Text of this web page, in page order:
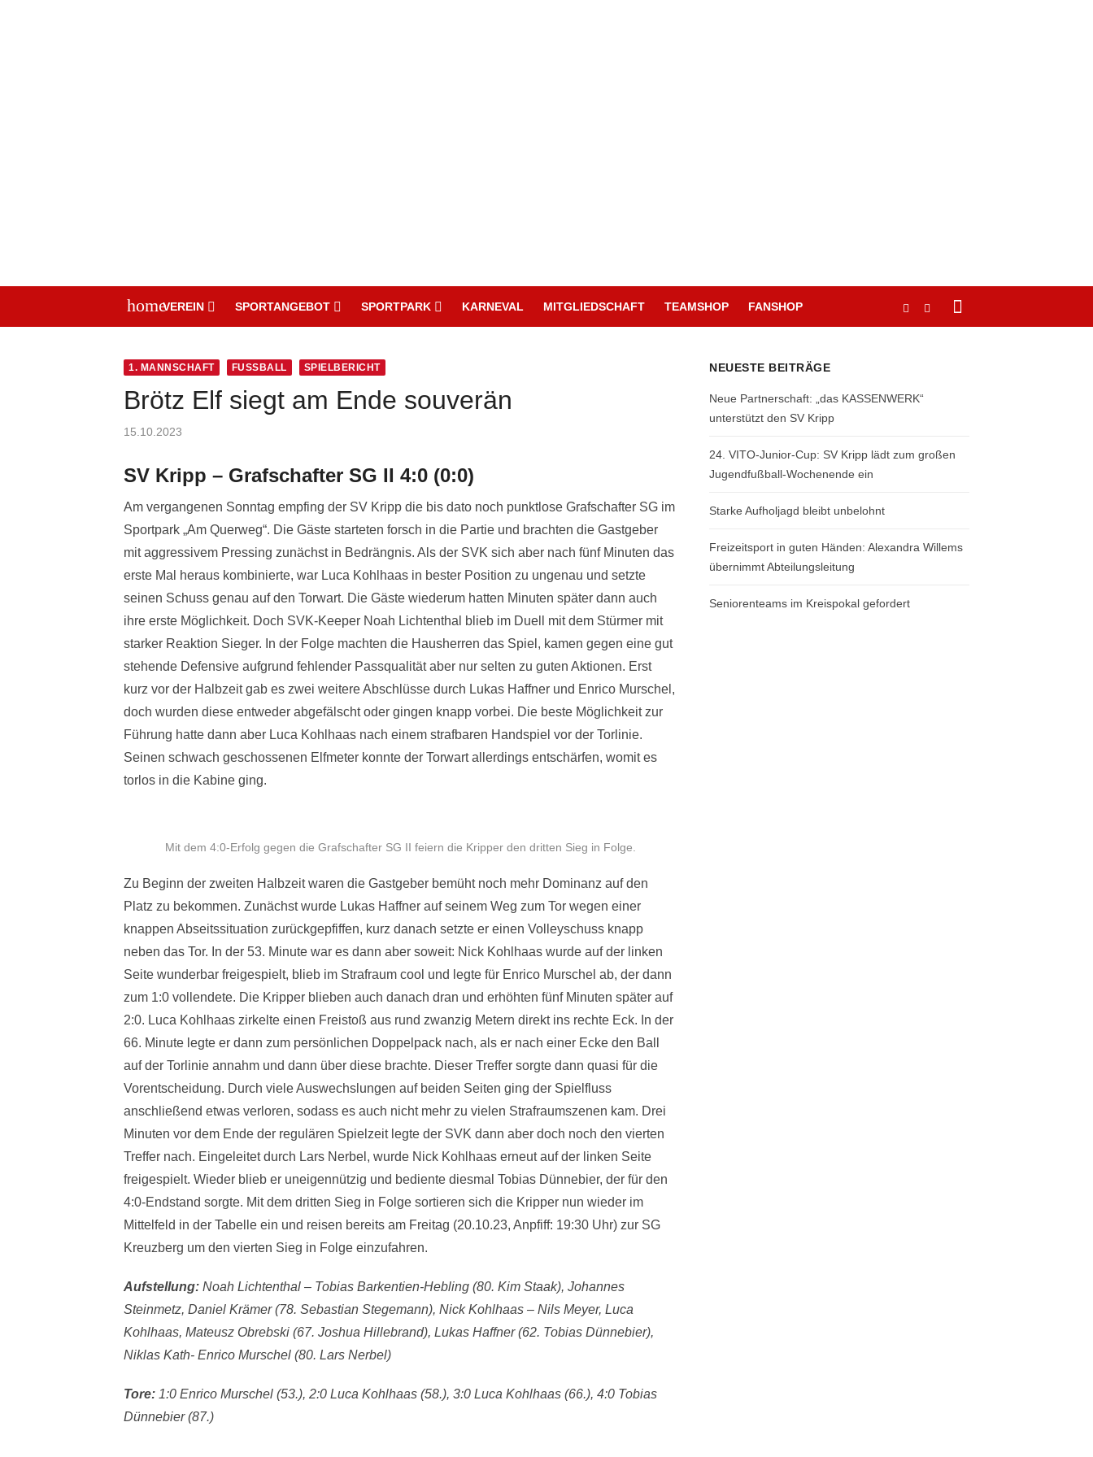
homeVEREIN SPORTANGEBOT SPORTPARK KARNEVAL MITGLIEDSCHAFT TEAMSHOP FANSHOP
1. MANNSCHAFT FUSSBALL SPIELBERICHT
Brötz Elf siegt am Ende souverän
Posted
15.10.2023
SV Kripp – Grafschafter SG II 4:0 (0:0)
Am vergangenen Sonntag empfing der SV Kripp die bis dato noch punktlose Grafschafter SG im
Sportpark „Am Querweg“. Die Gäste starteten forsch in die Partie und brachten die Gastgeber
mit aggressivem Pressing zunächst in Bedrängnis. Als der SVK sich aber nach fünf Minuten das
erste Mal heraus kombinierte, war Luca Kohlhaas in bester Position zu ungenau und setzte
seinen Schuss genau auf den Torwart. Die Gäste wiederum hatten Minuten später dann auch
ihre erste Möglichkeit. Doch SVK-Keeper Noah Lichtenthal blieb im Duell mit dem Stürmer mit
starker Reaktion Sieger. In der Folge machten die Hausherren das Spiel, kamen gegen eine gut
stehende Defensive aufgrund fehlender Passqualität aber nur selten zu guten Aktionen. Erst
kurz vor der Halbzeit gab es zwei weitere Abschlüsse durch Lukas Haffner und Enrico Murschel,
doch wurden diese entweder abgefälscht oder gingen knapp vorbei. Die beste Möglichkeit zur
Führung hatte dann aber Luca Kohlhaas nach einem strafbaren Handspiel vor der Torlinie.
Seinen schwach geschossenen Elfmeter konnte der Torwart allerdings entschärfen, womit es
torlos in die Kabine ging.
Mit dem 4:0-Erfolg gegen die Grafschafter SG II feiern die Kripper den dritten Sieg in Folge.
Zu Beginn der zweiten Halbzeit waren die Gastgeber bemüht noch mehr Dominanz auf den
Platz zu bekommen. Zunächst wurde Lukas Haffner auf seinem Weg zum Tor wegen einer
knappen Abseitssituation zurückgepfiffen, kurz danach setzte er einen Volleyschuss knapp
neben das Tor. In der 53. Minute war es dann aber soweit: Nick Kohlhaas wurde auf der linken
Seite wunderbar freigespielt, blieb im Strafraum cool und legte für Enrico Murschel ab, der dann
zum 1:0 vollendete. Die Kripper blieben auch danach dran und erhöhten fünf Minuten später auf
2:0. Luca Kohlhaas zirkelte einen Freistoß aus rund zwanzig Metern direkt ins rechte Eck. In der
66. Minute legte er dann zum persönlichen Doppelpack nach, als er nach einer Ecke den Ball
auf der Torlinie annahm und dann über diese brachte. Dieser Treffer sorgte dann quasi für die
Vorentscheidung. Durch viele Auswechslungen auf beiden Seiten ging der Spielfluss
anschließend etwas verloren, sodass es auch nicht mehr zu vielen Strafraumszenen kam. Drei
Minuten vor dem Ende der regulären Spielzeit legte der SVK dann aber doch noch den vierten
Treffer nach. Eingeleitet durch Lars Nerbel, wurde Nick Kohlhaas erneut auf der linken Seite
freigespielt. Wieder blieb er uneigennützig und bediente diesmal Tobias Dünnebier, der für den
4:0-Endstand sorgte. Mit dem dritten Sieg in Folge sortieren sich die Kripper nun wieder im
Mittelfeld in der Tabelle ein und reisen bereits am Freitag (20.10.23, Anpfiff: 19:30 Uhr) zur SG
Kreuzberg um den vierten Sieg in Folge einzufahren.
Aufstellung: Noah Lichtenthal – Tobias Barkentien-Hebling (80. Kim Staak), Johannes
Steinmetz, Daniel Krämer (78. Sebastian Stegemann), Nick Kohlhaas – Nils Meyer, Luca
Kohlhaas, Mateusz Obrebski (67. Joshua Hillebrand), Lukas Haffner (62. Tobias Dünnebier),
Niklas Kath- Enrico Murschel (80. Lars Nerbel)
Tore: 1:0 Enrico Murschel (53.), 2:0 Luca Kohlhaas (58.), 3:0 Luca Kohlhaas (66.), 4:0 Tobias
Dünnebier (87.)
NEUESTE BEITRÄGE
Neue Partnerschaft: „das KASSENWERK“
unterstützt den SV Kripp
24. VITO-Junior-Cup: SV Kripp lädt zum großen
Jugendfußball-Wochenende ein
Starke Aufholjagd bleibt unbelohnt
Freizeitsport in guten Händen: Alexandra Willems
übernimmt Abteilungsleitung
Seniorenteams im Kreispokal gefordert